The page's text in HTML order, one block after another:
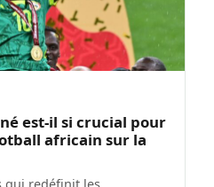
est-il si crucial pour
africain sur la